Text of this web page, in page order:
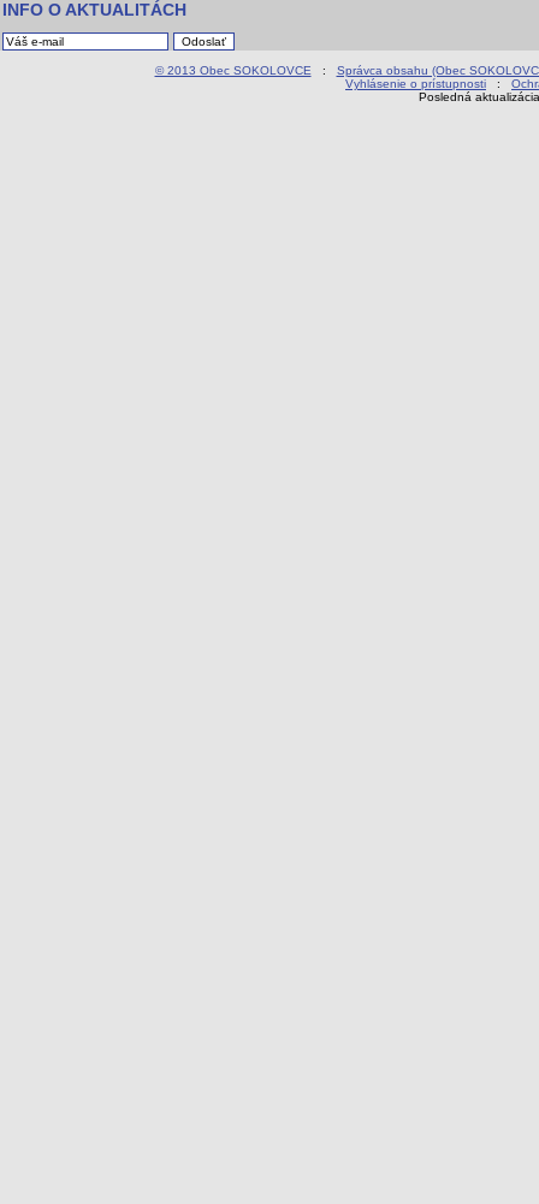
INFO O AKTUALITÁCH
© 2013 Obec SOKOLOVCE : Správca obsahu (Obec
Vyhlásenie o prístupnosti :
Posledná